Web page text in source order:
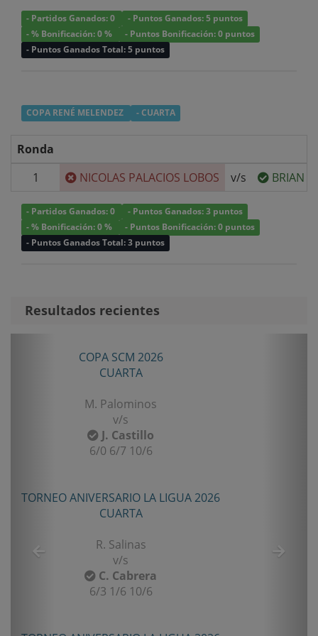
- Partidos Ganados: 0
- Puntos Ganados: 5 puntos
- % Bonificación: 0 %
- Puntos Bonificación: 0 puntos
- Puntos Ganados Total: 5 puntos
COPA RENÉ MELENDEZ - CUARTA
Ronda
1
NICOLAS PALACIOS LOBOS v/s BRIAN
- Partidos Ganados: 0
- Puntos Ganados: 3 puntos
- % Bonificación: 0 %
- Puntos Bonificación: 0 puntos
- Puntos Ganados Total: 3 puntos
Resultados recientes
COPA SCM 2026
CUARTA
M. Palominos
v/s
J. Castillo
6/0 6/7 10/6
TORNEO ANIVERSARIO LA LIGUA 2026
CUARTA
R. Salinas
v/s
C. Cabrera
6/3 1/6 10/6